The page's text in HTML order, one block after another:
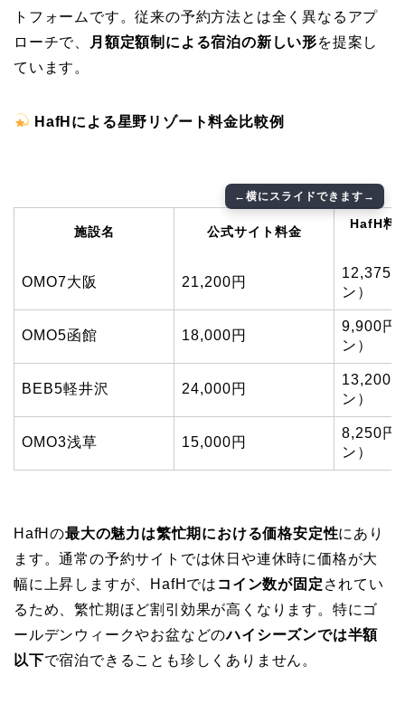
トフォームです。従来の予約方法とは全く異なるアプ
ローチで、
月額定額制による宿泊の新しい形を提案し
ています。
HafHによる星野リゾート料金比較例
施設名 公式サイト料金
HafH料
OMO7大阪 21,200円
12,375
ン）
OMO5函館 18,000円
9,900円
ン）
BEB5軽井沢 24,000円
13,200
ン）
OMO3浅草 15,000円
8,250円
ン）
HafHの最大の魅力は繁忙期における価格安定性にあり
ます。通常の予約サイトでは休日や連休時に価格が大
幅に上昇しますが、HafHでは コイン数が固定 されてい
るため、繁忙期ほど割引効果が高くなります。特にゴ
ールデンウィークやお盆などのハイシーズンでは半額
以下で宿泊できることも珍しくありません。